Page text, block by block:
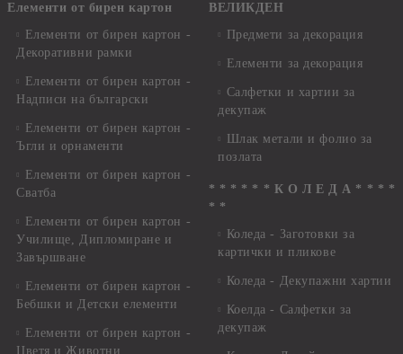
Елементи от бирен картон
Елементи от бирен картон -
Декоративни рамки
Елементи от бирен картон -
Надписи на български
Елементи от бирен картон -
Ъгли и орнаменти
Елементи от бирен картон -
Сватба
Елементи от бирен картон -
Училище, Дипломиране и
Завършване
Елементи от бирен картон -
Бебшки и Детски елементи
Елементи от бирен картон -
Цветя и Животни
ВЕЛИКДЕН
Предмети за декорация
Елементи за декорация
Салфетки и хартии за
декупаж
Шлак метали и фолио за
позлата
* * * * * * К О Л Е Д А * * * *
* *
Коледа - Заготовки за
картички и пликове
Коледа - Декупажни хартии
Коелда - Салфетки за
декупаж